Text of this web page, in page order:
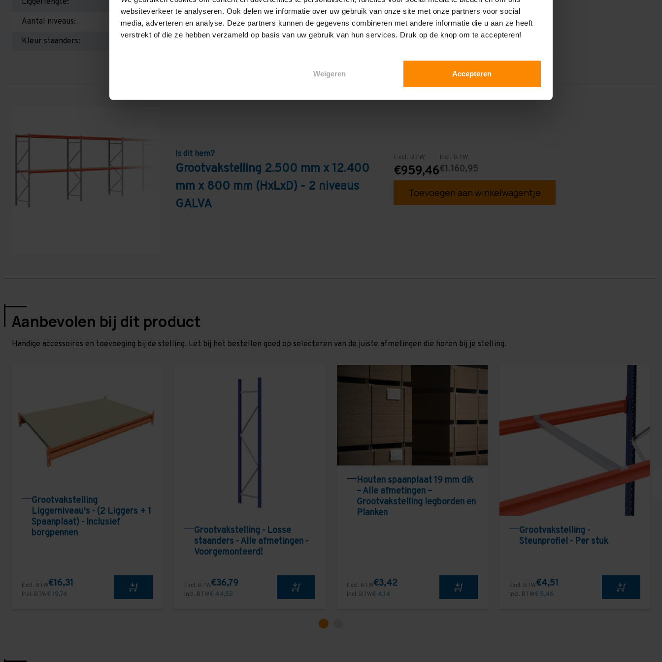
websiteverkeer te analyseren. Ook delen we informatie over uw gebruik van onze site met onze partners voor social
media, adverteren en analyse. Deze partners kunnen de gegevens combineren met andere informatie die u aan ze heeft
verstrekt of die ze hebben verzameld op basis van uw gebruik van hun services. Druk op de knop om te accepteren!
Weigeren Accepteren
Liggerlengte:
2.400 mm
Aantal niveaus:
2
Kleur staanders:
Is dit hem?
Grootvakstelling 2.500 mm x 12.400
mm x 800 mm (HxLxD) - 2 niveaus
GALVA
Excl. BTW
€959,46
Incl. BTW
€1.160,95
Toevoegen aan winkelwagentje
Aanbevolen bij dit product
Handige accessoires en toevoeging bij de stelling. Let bij het bestellen goed op selecteren van de juiste afmetingen die horen bij je stelling.
Grootvakstelling
Liggerniveau's - (2 Liggers + 1
Spaanplaat) - Inclusief
borgpennen
Excl. BTW€16,31
Incl. BTW€ 19,74
Grootvakstelling - Losse
staanders - Alle afmetingen -
Voorgemonteerd!
Excl. BTW€36,79
Incl. BTW€ 44,52
Houten spaanplaat 19 mm dik
– Alle afmetingen –
Grootvakstelling legborden en
Planken
Excl. BTW€3,42
Incl. BTW€ 4,14
Grootvakstelling -
Steunprofiel - Per stuk
Excl. BTW€4,51
Incl. BTW€ 5,46